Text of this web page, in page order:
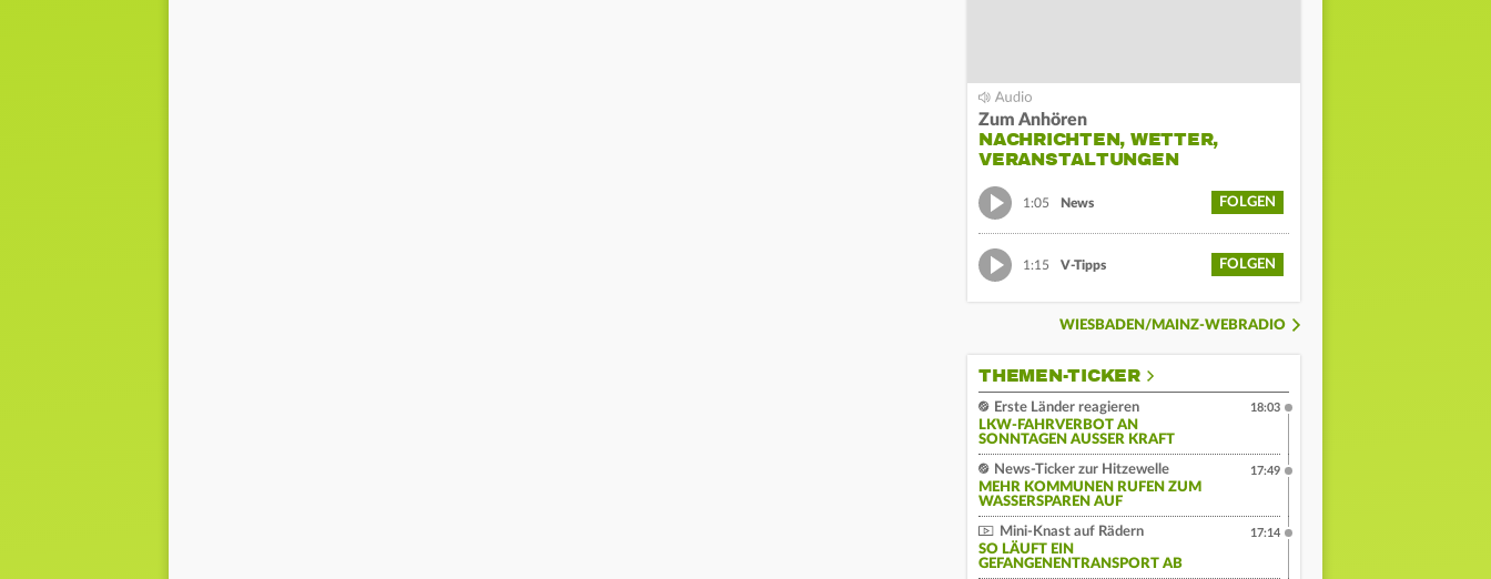
Zum Anhören
NACHRICHTEN, WETTER,
VERANSTALTUNGEN
1:05 News FOLGEN
1:15 V-Tipps FOLGEN
WIESBADEN/MAINZ-WEBRADIO
THEMEN-TICKER
Erste Länder reagieren
LKW-FAHRVERBOT AN
SONNTAGEN AUSSER KRAFT
18:03
News-Ticker zur Hitzewelle
MEHR KOMMUNEN RUFEN ZUM
WASSERSPAREN AUF
17:49
Mini-Knast auf Rädern
SO LÄUFT EIN
GEFANGENENTRANSPORT AB
17:14